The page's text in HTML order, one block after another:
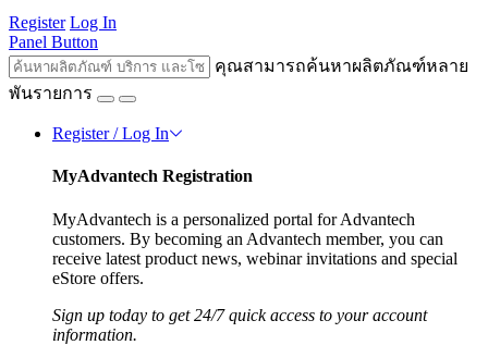
Register Log In
Panel Button
คุณสามารถค้นหาผลิตภัณฑ์หลาย
พันรายการ
Register / Log In
MyAdvantech Registration
MyAdvantech is a personalized portal for Advantech
customers. By becoming an Advantech member, you can
receive latest product news, webinar invitations and special
eStore offers.
Sign up today to get 24/7 quick access to your account
information.